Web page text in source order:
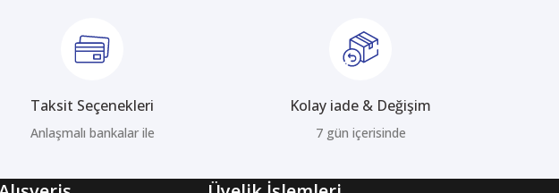
Taksit Seçenekleri
Anlaşmalı bankalar ile
Kolay iade & Değişim
7 gün içerisinde